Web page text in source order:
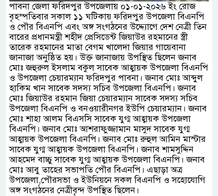
বাজেট সংশোধনের দাবিতে ফরিদগঞ্জে অহিংস
উঠান বৈঠক
পাবনা জেলা ফরিদপুর উপজেলায় ০১-০১-২০২৬ ইং রোজ
বৃহস্পতিবার সকাল ১১ ঘটিকায় ফরিদপুর উপজেলা বিএনপি
ও পৌর বিএনপি এবং অঙ্গ সংগঠনের উদ্দ্যোগে দেশ নেত্রী তিন
বারের প্রধানমন্ত্রী শহীদ প্রেসিডেন্ট জিয়াউর রহমানের স্ত্রী
তারেক রহমানের মাতা বেগম খালেদা জিয়ার গায়েবানা
জানাজা অনুষ্ঠিত হয়। উক্ত জানাজায় উপস্থিত ছিলেন জনাব
মোঃ জহুরুল ইসলাম বকুল সাবেক আহ্বায়ক উপজেলা বিএনপি
ও উপজেলা চেয়ারম্যান ফরিদপুর পাবনা। জনাব মোঃ আব্দুল
হাকিম খান সাবেক সদস্য সচিব উপজেলা বিএনপি। জনাব
মোঃ জিয়াউর রহমান জিয়া চেয়ারম্যান সাবেক সদস্য সচিব
উপজেলা বিএনপি ও বনওয়ারীনগর ইউপি চেয়ারম্যান। জনাব
মোঃ শাহা আলম বিএসসি সাবেক যুগ্ম আহ্বায়ক উপজেলা
বিএনপি। জনাব মোঃ আশরাফুজ্জামান মাসুদ সাবেক যুগ্ম
আহ্বায়ক উপজেলা বিএনপি। জনাব মোঃ রুহুল আমিন মাস্টার
সাবেক যুগ্ম আহ্বায়ক উপজেলা বিএনপি। জনাব শামসুদ্দিন
আহমেদ বাচ্চু সাবেক যুগ্ম আহ্বায়ক উপজেলা বিএনপি। জনাব
মোঃ আবু তাহের সভাপতি পৌর বিএনপি। এছাড়া অত্র
উপজেলা,পৌরসভা ও ইউনিয়নে সকল বিএনপি ও সহোযোগি
অঙ্গ সংগঠনের নেত্রীবৃন্দ উপস্থিত ছিলেন।